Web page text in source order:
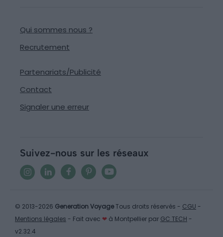
Qui sommes nous ?
Recrutement
Partenariats/Publicité
Contact
Signaler une erreur
Suivez-nous sur les réseaux
© 2013-2026 Generation VoyageTous droits réservés - CGU -
Mentions légales - Fait avec ❤ à Montpellier par GC TECH -
v2.32.4